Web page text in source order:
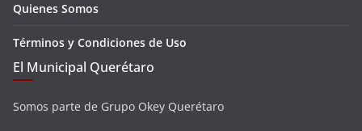
Quienes Somos
Términos y Condiciones de Uso
El Municipal Querétaro
Somos parte de Grupo Okey Querétaro